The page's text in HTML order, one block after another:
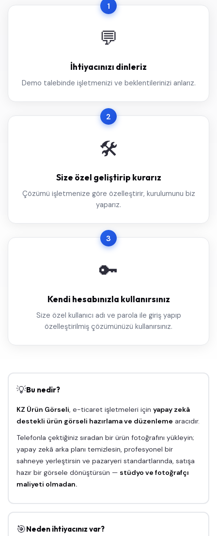
1
💬
İhtiyacınızı dinleriz
Demo talebinde işletmenizi ve beklentilerinizi anlarız.
2
🛠️
Size özel geliştirip kurarız
Çözümü işletmenize göre özelleştirir, kurulumunu biz
yaparız.
3
🔑
Kendi hesabınızla kullanırsınız
Size özel kullanıcı adı ve parola ile giriş yapıp
özelleştirilmiş çözümünüzü kullanırsınız.
💡Bu nedir?
KZ Ürün Görseli , e-ticaret işletmeleri için yapay zekâ
destekli ürün görseli hazırlama ve düzenleme aracıdır.
Telefonla çektiğiniz sıradan bir ürün fotoğrafını yükleyin;
yapay zekâ arka planı temizlesin, profesyonel bir
sahneye yerleştirsin ve pazaryeri standartlarında, satışa
hazır bir görsele dönüştürsün — stüdyo ve fotoğrafçı
maliyeti olmadan.
🎯Neden ihtiyacınız var?